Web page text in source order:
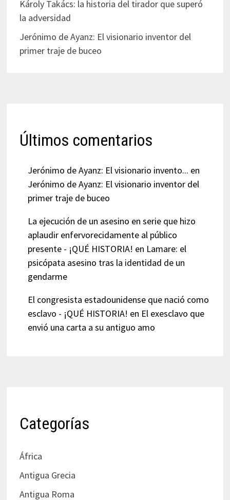
Károly Takács: la historia del tirador que superó
la adversidad
Jerónimo de Ayanz: El visionario inventor del
primer traje de buceo
Últimos comentarios
Jerónimo de Ayanz: El visionario invento... en
Jerónimo de Ayanz: El visionario inventor del
primer traje de buceo
La ejecución de un asesino en serie que hizo
aplaudir enfervorecidamente al público
presente - ¡QUÉ HISTORIA! en Lamare: el
psicópata asesino tras la identidad de un
gendarme
El congresista estadounidense que nació como
esclavo - ¡QUÉ HISTORIA! en El exesclavo que
envió una carta a su antiguo amo
Categorías
África
Antigua Grecia
Antigua Roma